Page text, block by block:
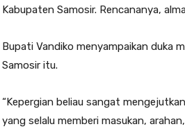
Kabupaten Samosir. Rencananya,
Bupati Vandiko menyampaikan duka
Samosir itu.
“Kepergian beliau sangat
yang selalu memberi masukan,